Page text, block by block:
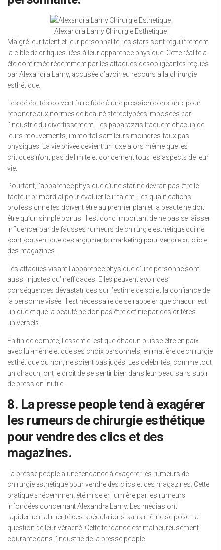
Alexandra Lamy Chirurgie Esthetique
Malgré leur talent et leur personnalité, les stars sont régulièrement
la cible de critiques liées à leur apparence physique. Cette réalité a
été confirmée récemment par les attaques désobligeantes reçues
par Alexandra Lamy, accusée d’avoir eu recours à la chirurgie
esthétique.
Les célébrités doivent faire face à une pression constante pour
répondre aux normes de beauté stéréotypées imposées par
l’industrie du divertissement. Les paparazzis traquent chacun de
leurs mouvements, immortalisant leurs moindres faux pas
physiques. La vie privée devient un luxe alors même que les
critiques n’ont pas de limite et concernent tous les aspects de leur
vie.
Pourtant, l’apparence physique d’une star ne devrait pas être le
facteur primordial pour évaluer leur talent. Les qualifications
professionnelles doivent être au premier plan et la beauté ne doit
être qu’un simple bonus. Il est donc important de ne pas se laisser
influencer par de fausses rumeurs de chirurgie esthétique qui ne
sont souvent que des arguments marketing pour vendre du clic et
des magazines.
Les attaques visant l’apparence physique d’une personne sont
aussi injustes qu’inefficaces. Elles peuvent avoir des
conséquences dévastatrices sur l’estime de soi et la confiance de
la personne visée. Il est nécessaire de se rappeler que chacun est
unique et que la beauté ne doit pas être définie par des critères
universels.
En fin de compte, l’essentiel est que chacun puisse être en paix
avec lui-même et que ses choix personnels, en matière de chirurgie
esthétique ou non, ne soient pas jugés. Les célébrités, comme tout
un chacun, ont le droit de se sentir bien dans leur peau sans subir
de pression inutile.
8. La presse people tend à exagérer
les rumeurs de chirurgie esthétique
pour vendre des clics et des
magazines.
La presse people a une tendance à exagérer les rumeurs de
chirurgie esthétique pour vendre des clics et des magazines. Cette
pratique a récemment été mise en lumière par les rumeurs
infondées concernant Alexandra Lamy. Les médias ont
rapidement alimenté ces spéculations sans même se poser la
question de leur véracité. Cette tendance est malheureusement
courante dans l’industrie de la presse people.